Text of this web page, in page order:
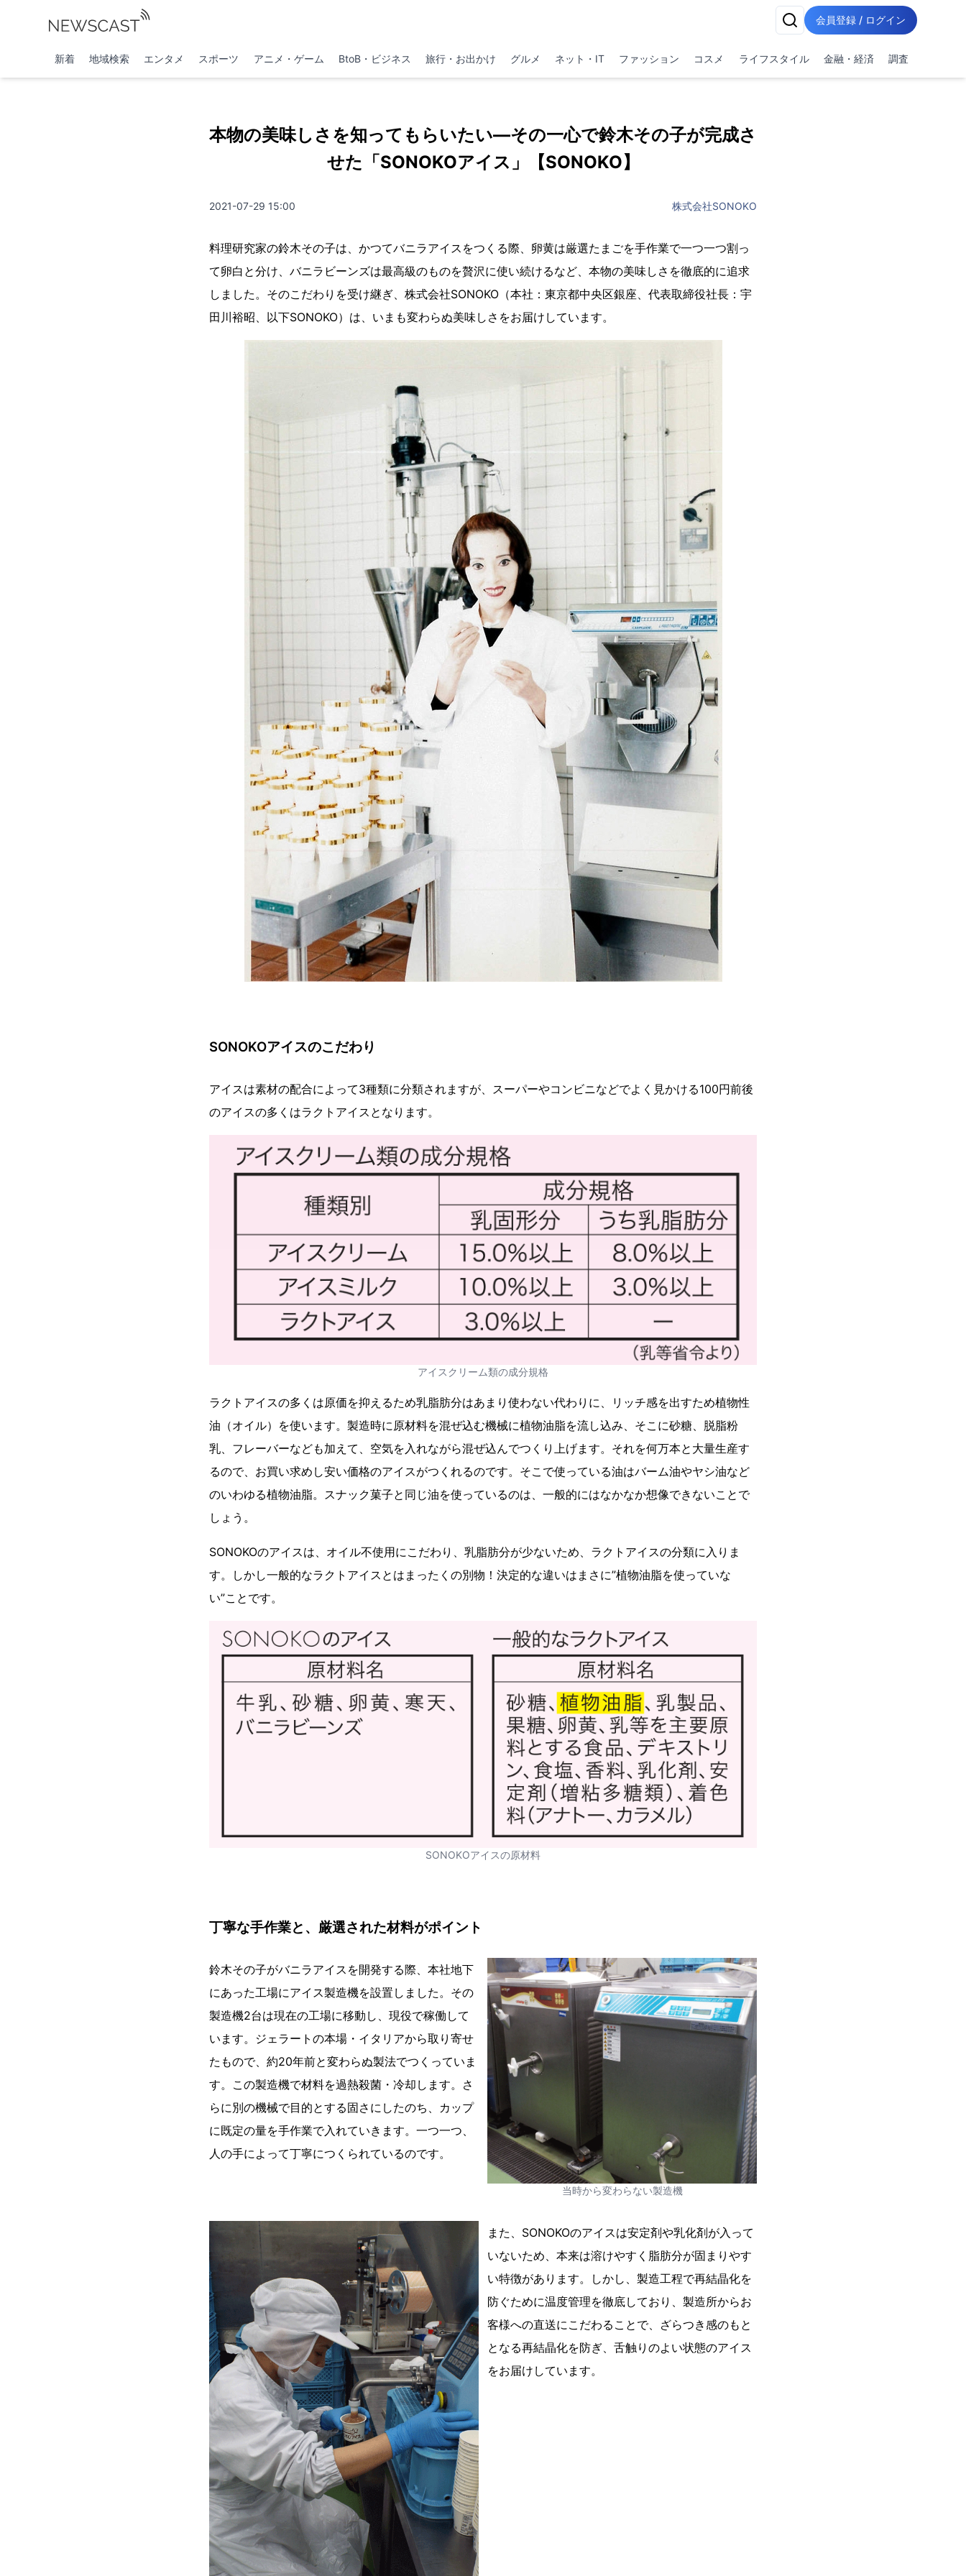
会員登録 / ログイン
新着 地域検索 エンタメ スポーツ アニメ・ゲーム BtoB・ビジネス 旅行・お出かけ グルメ ネット・IT ファッション コスメ ライフスタイル 金融・経済 調査
本物の美味しさを知ってもらいたい―その一心で鈴木その子が完成さ
せた「SONOKOアイス」【SONOKO】
2021-07-29 15:00 株式会社SONOKO
料理研究家の鈴木その子は、かつてバニラアイスをつくる際、卵黄は厳選たまごを手作業で一つ一つ割っ
て卵白と分け、バニラビーンズは最高級のものを贅沢に使い続けるなど、本物の美味しさを徹底的に追求
しました。そのこだわりを受け継ぎ、株式会社SONOKO（本社：東京都中央区銀座、代表取締役社長：宇
田川裕昭、以下SONOKO）は、いまも変わらぬ美味しさをお届けしています。
SONOKOアイスのこだわり
アイスは素材の配合によって3種類に分類されますが、スーパーやコンビニなどでよく見かける100円前後
のアイスの多くはラクトアイスとなります。
アイスクリーム類の成分規格
ラクトアイスの多くは原価を抑えるため乳脂肪分はあまり使わない代わりに、リッチ感を出すため植物性
油（オイル）を使います。製造時に原材料を混ぜ込む機械に植物油脂を流し込み、そこに砂糖、脱脂粉
乳、フレーバーなども加えて、空気を入れながら混ぜ込んでつくり上げます。それを何万本と大量生産す
るので、お買い求めし安い価格のアイスがつくれるのです。そこで使っている油はバーム油やヤシ油など
のいわゆる植物油脂。スナック菓子と同じ油を使っているのは、一般的にはなかなか想像できないことで
しょう。
SONOKOのアイスは、オイル不使用にこだわり、乳脂肪分が少ないため、ラクトアイスの分類に入りま
す。しかし一般的なラクトアイスとはまったくの別物！決定的な違いはまさに”植物油脂を使っていな
い”ことです。
SONOKOアイスの原材料
丁寧な手作業と、厳選された材料がポイント
鈴木その子がバニラアイスを開発する際、本社地下
にあった工場にアイス製造機を設置しました。その
製造機2台は現在の工場に移動し、現役で稼働して
います。ジェラートの本場・イタリアから取り寄せ
たもので、約20年前と変わらぬ製法でつくっていま
す。この製造機で材料を過熱殺菌・冷却します。さ
らに別の機械で目的とする固さにしたのち、カップ
に既定の量を手作業で入れていきます。一つ一つ、
人の手によって丁寧につくられているのです。
当時から変わらない製造機
また、SONOKOのアイスは安定剤や乳化剤が入って
いないため、本来は溶けやすく脂肪分が固まりやす
い特徴があります。しかし、製造工程で再結晶化を
防ぐために温度管理を徹底しており、製造所からお
客様への直送にこだわることで、ざらつき感のもと
となる再結晶化を防ぎ、舌触りのよい状態のアイス
をお届けしています。